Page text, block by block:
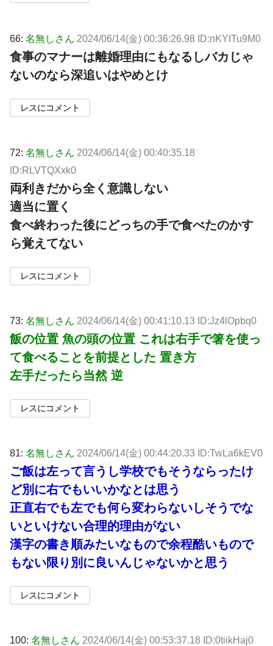
66: 名無しさん 2024/06/14(金) 00:36:26.98 ID:nKYITu9M0
食事のマナーは離婚理由にもなるしバカじゃ
ないのなら深追いはやめとけ
レスにコメント
72: 名無しさん 2024/06/14(金) 00:40:35.18
ID:RLVTQXxk0
両利きだから全く意識しない
適当に置く
食べ終わった後にどっちの手で食べたのかす
ら覚えてない
レスにコメント
73: 名無しさん 2024/06/14(金) 00:41:10.13 ID:Jz4lOpbq0
飯の位置 魚の頭の位置 これは右手で箸を使っ
て食べることを前提とした 置き方
左手だったら当然 逆
レスにコメント
81: 名無しさん 2024/06/14(金) 00:44:20.33 ID:TwLa6kEV0
ご飯は左って言うし学校でもそうならったけ
ど別に右でもいいかなとは思う
正直右でも左でも何ら変わらないしそうでな
いといけない合理的理由がない
漢字の書き順みたいなもので余程酷いもので
もない限り別に良いんじゃないかと思う
レスにコメント
100: 名無しさん 2024/06/14(金) 00:53:37.18 ID:0tiikHaj0